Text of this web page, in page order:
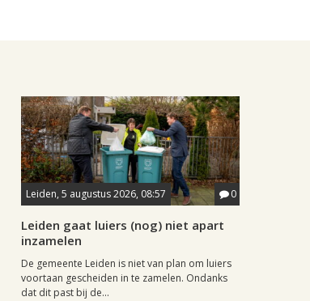
Leiden, 5 augustus 2026, 08:57 0
Leiden gaat luiers (nog) niet apart
inzamelen
De gemeente Leiden is niet van plan om luiers
voortaan gescheiden in te zamelen. Ondanks
dat dit past bij de...